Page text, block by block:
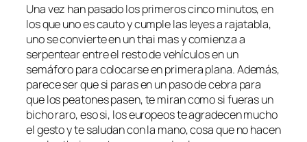
Una vez han pasado los primeros cinco minutos, en
los que uno es cauto y cumple las leyes a rajatabla,
uno se convierte en un thai mas y comienza a
serpentear entre el resto de vehículos en un
semáforo para colocarse en primera plana. Además,
parece ser que si paras en un paso de cebra para
que los peatones pasen, te miran como si fueras un
bicho raro, eso si, los europeos te agradecen mucho
el gesto y te saludan con la mano, cosa que no hacen